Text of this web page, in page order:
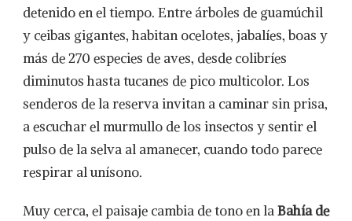
detenido en el tiempo. Entre árboles de guamúchil
y ceibas gigantes, habitan ocelotes, jabalíes, boas y
más de 270 especies de aves, desde colibríes
diminutos hasta tucanes de pico multicolor. Los
senderos de la reserva invitan a caminar sin prisa,
a escuchar el murmullo de los insectos y sentir el
pulso de la selva al amanecer, cuando todo parece
respirar al unísono.
Muy cerca, el paisaje cambia de tono en laBahía de